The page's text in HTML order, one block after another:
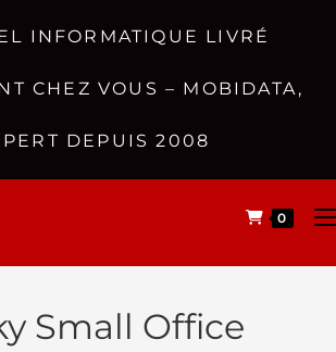
INFORMATIQUE LIVRÉ
CHEZ VOUS – MOBIDATA,
DEPUIS 2008
0
Small Office